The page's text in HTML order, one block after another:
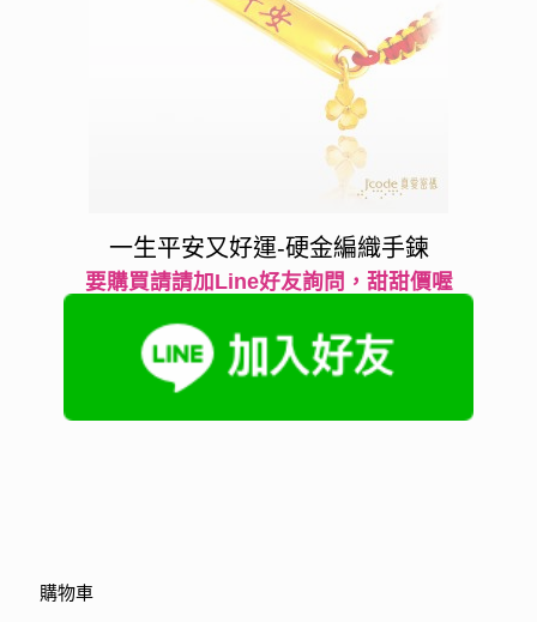
一生平安又好運-硬金編織手鍊
要購買請請加Line好友詢問，甜甜價喔
購物車